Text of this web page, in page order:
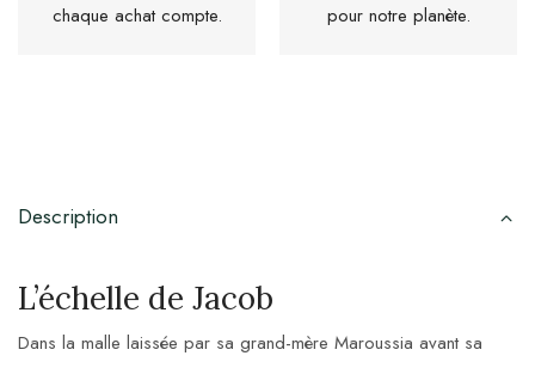
chaque achat compte.
pour notre planète.
Description
L’échelle de Jacob
Dans la malle laissée par sa grand-mère Maroussia avant sa